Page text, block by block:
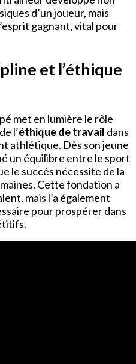
d’un joueur, mais
gagnant, vital pour
et l’éthique
met en lumière le rôle
l’éthique de travail dans
athlétique. Dès son jeune
un équilibre entre le sport
le succès nécessite de la
Cette fondation a
mais l’a également
pour prospérer dans